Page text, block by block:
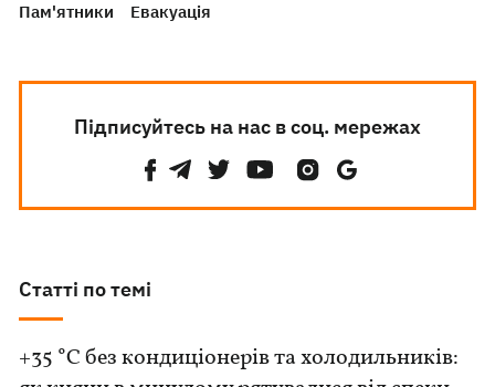
Пам'ятники
Евакуація
Підписуйтесь на нас в соц. мережах
Статті по темі
+35 °C без кондиціонерів та холодильників: